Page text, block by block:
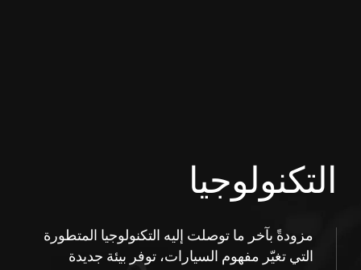
التكنولوجيا
مزودةً بآخر ما توصلت إليه التكنولوجيا المتطورة
التي تغيّر مفهوم السيارات، توفر بيئة جديدة